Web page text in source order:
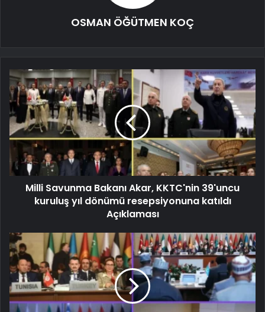
OSMAN ÖĞÜTMEN KOÇ
Milli Savunma Bakanı Akar, KKTC'nin 39'uncu
kuruluş yıl dönümü resepsiyonuna katıldı
Açıklaması